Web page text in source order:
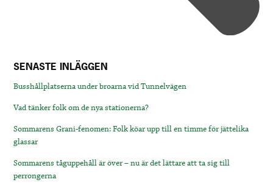
SENASTE INLÄGGEN
Busshållplatserna under broarna vid Tunnelvägen
Vad tänker folk om de nya stationerna?
Sommarens Grani-fenomen: Folk köar upp till en timme för jättelika
glassar
Sommarens tåguppehåll är över – nu är det lättare att ta sig till
perrongerna